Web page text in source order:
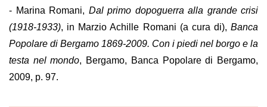
- Marina Romani, Dal primo dopoguerra alla grande crisi
(1918-1933), in Marzio Achille Romani (a cura di), Banca
Popolare di Bergamo 1869-2009. Con i piedi nel borgo e la
testa nel mondo, Bergamo, Banca Popolare di Bergamo,
2009, p. 97.